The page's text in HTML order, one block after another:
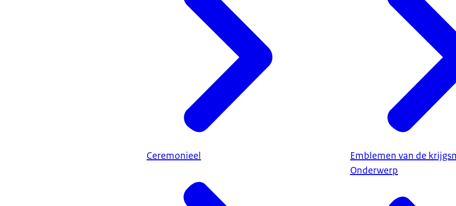
Ceremonieel
Emblemen van de
Onderwerp